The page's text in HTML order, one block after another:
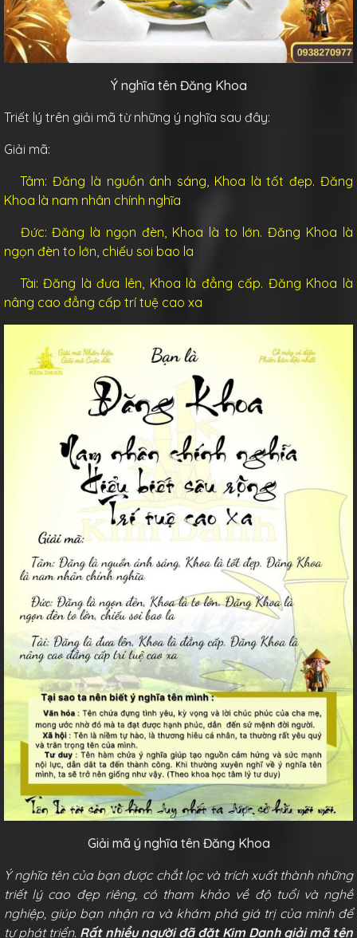
Ý nghĩa tên Đăng Khoa
Triết lý trên giải mã từ những ý nghĩa sau đây:
Giải mã:
Tâm: Đăng là nguồn ánh sáng, Khoa là tốt đẹp. Đăng
Khoa là nam nhân chính nghĩa
Đức: Đăng là ngọn đèn, Khoa là to lớn. Đăng Khoa là
ngọn đèn to lớn, chiếu soi bao la
Tài: Đăng là đưa lên, Khoa là đẳng cấp. Đăng Khoa là
nâng cao đẳng cấp trí tuệ cao xa
Giải mã ý nghĩa tên Đăng Khoa
Ý nghĩa tên của bạn được chắt lọc và trích xuất thành những
triết lý cao đẹp riêng, có tham khảo về độ tuổi và nghề
nghiệp, giúp bạn nhận ra và khám phá giá trị của mình để
tự phát triển. Rất nhiều người đã đặt Kim Danh giải mã tên